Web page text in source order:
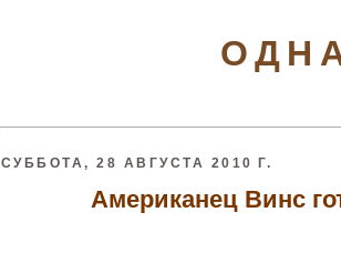
СУББОТА, 28 АВГУСТА 2010 Г.
Американец Винс